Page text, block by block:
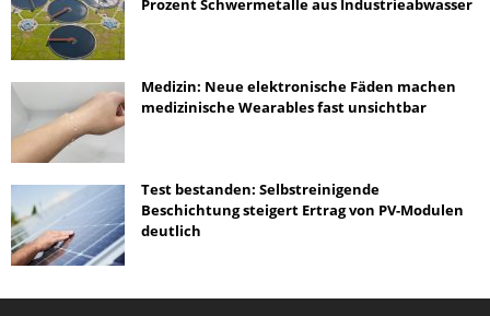
Prozent Schwermetalle aus Industrieabwasser
Medizin: Neue elektronische Fäden machen
medizinische Wearables fast unsichtbar
Test bestanden: Selbstreinigende
Beschichtung steigert Ertrag von PV-Modulen
deutlich